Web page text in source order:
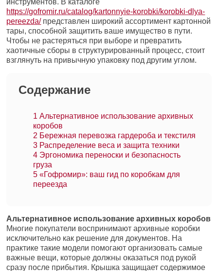
инструментов. В каталоге
https://gofromir.ru/catalog/kartonnyie-korobki/korobki-dlya-
pereezda/представлен широкий ассортимент картонной
тары, способной защитить ваше имущество в пути.
Чтобы не растеряться при выборе и превратить
хаотичные сборы в структурированный процесс, стоит
взглянуть на привычную упаковку под другим углом.
Содержание
1 Альтернативное использование архивных
коробов
2 Бережная перевозка гардероба и текстиля
3 Распределение веса и защита техники
4 Эргономика переноски и безопасность
груза
5 «Гофромир»: ваш гид по коробкам для
переезда
Альтернативное использование архивных коробов
Многие покупатели воспринимают архивные коробки
исключительно как решение для документов. На
практике такие модели помогают организовать самые
важные вещи, которые должны оказаться под рукой
сразу после прибытия. Крышка защищает содержимое